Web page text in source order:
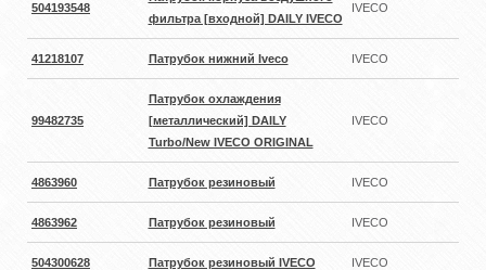
504193548
фильтра [входной] DAILY IVECO
IVECO
41218107 Патрубок нижний Iveco IVECO
99482735
Патрубок охлаждения
[металлический] DAILY
Turbo/New IVECO ORIGINAL
IVECO
4863960 Патрубок резиновый IVECO
4863962 Патрубок резиновый IVECO
504300628 Патрубок резиновый IVECO IVECO